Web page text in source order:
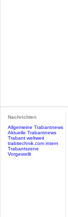
Nachrichten
Allgemeine Trabantnews
Aktuelle Trabantnews
Trabant weltweit
trabitechnik.com intern
Trabantszene
Vorgestellt